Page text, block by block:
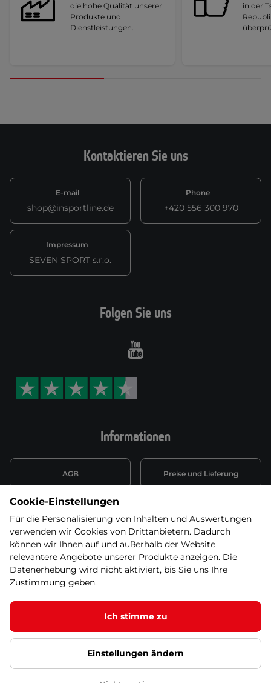
die hohe Qualität unserer
Produkte und
Dienstleistungen.
in der
Kontaktieren Sie uns
E-mail
shop@insportline.de
Phone
+420 556 300 970
Impressum
SEVEN SPORT s.r.o.
Informationen
AGB Preise und Lieferung
Datenschutzerklärung
DSGVO
Wiederufsbelehrung mit Link
Batterieentsorgung
Informationen zu Elektro-
und Elektonikgeräten
Folgen Sie uns
Youtube
© 2026 SEVEN SPORT s.r.o Alle Rechte vorbehalten1
Google Datenschutz Google PartnerseitenCookie-Einstellungen
Cookie-Einstellungen
Für die Personalisierung von Inhalten und Auswertungen
verwenden wir Cookies von Drittanbietern. Dadurch
können wir Ihnen auf und außerhalb der Website
relevantere Angebote unserer Produkte anzeigen. Die
Datenerhebung wird nicht aktiviert, bis Sie uns Ihre
Zustimmung geben.
Ich stimme zu
Einstellungen ändern